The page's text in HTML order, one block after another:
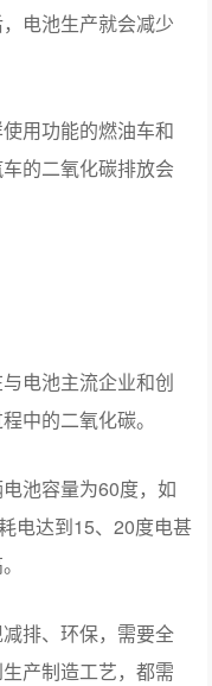
电池生产就会减少
用功能的燃油车和
的二氧化碳排放会
电池主流企业和创
中的二氧化碳。
池容量为60度，如
电达到15、20度电甚
排、环保，需要全
产制造工艺，都需